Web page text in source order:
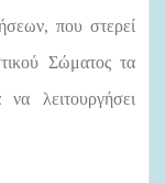
που στερεί
Σώματος τα
λειτουργήσει